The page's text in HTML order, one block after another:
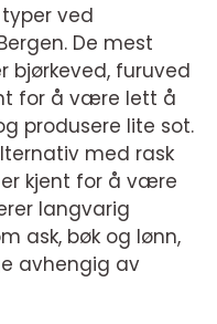
ved
De mest
bjørkeved, furuved
for å være lett å
produsere lite sot.
med rask
kjent for å være
langvarig
ask, bøk og lønn,
avhengig av